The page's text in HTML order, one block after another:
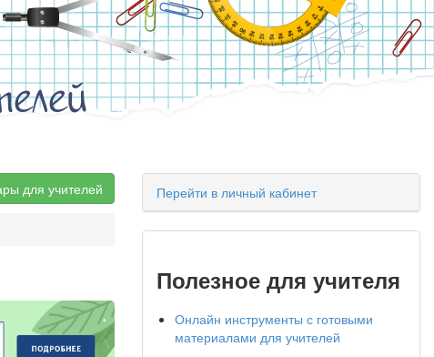
для учителей Перейти в личный кабинет
Полезное для учителя
Онлайн инструменты с готовыми
материалами для учителей